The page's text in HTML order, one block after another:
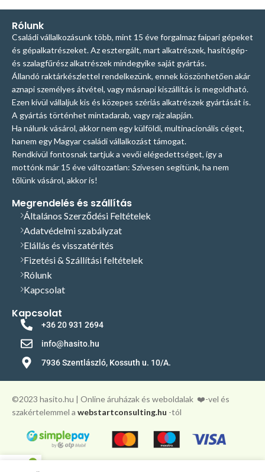
Rólunk
Családi vállalkozásunk több, mint 15 éve forgalmaz faipari gépeket
és gépalkatrészeket. Az esztergált, mart alkatrészek, hasítógép-
és szalagfűrész alkatrészek mindegyike saját gyártás.
Állandó raktárkészlettel rendelkezünk, ennek köszönhetően akár
aznapi személyes átvétel, vagy másnapi kiszállítás is megoldható.
Ezen kívül vállaljuk kis és közepes szériás alkatrészek gyártását is.
A gyártás történhet mintadarab, vagy rajz alapján.
Ha nálunk vásárol, akkor nem egy külföldi, multinacionális céget,
hanem egy Magyar családi vállalkozást támogat.
Rendkívül fontosnak tartjuk a vevői elégedettséget, így a
mottónk már 15 éve változatlan: Szívesen segítünk, ha nem
tőlünk vásárol, akkor is!
Megrendelés és szállítás
Általános Szerződési Feltételek
Adatvédelmi szabályzat
Elállás és visszatérítés
Fizetési & Szállítási feltételek
Rólunk
Kapcsolat
Kapcsolat
+36 20 931 2694
info@hasito.hu
7936 Szentlászló, Kossuth u. 10/A.
©️2023 hasito.hu | Online áruházak és weboldalak ❤️-vel és
szakértelemmel a webstartconsulting.hu -tól
0